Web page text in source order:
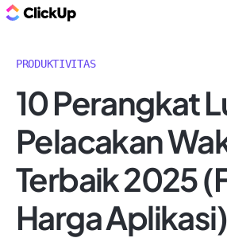
PRODUKTIVITAS
10 Perangkat
Pelacakan
Terbaik 2025
Harga Aplikasi)